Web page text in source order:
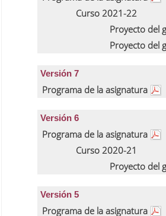
Curso 2021-22
Proyecto del
Proyecto del
Versión 7
Programa de la asignatura
Versión 6
Programa de la asignatura
Curso 2020-21
Proyecto del
Versión 5
Programa de la asignatura